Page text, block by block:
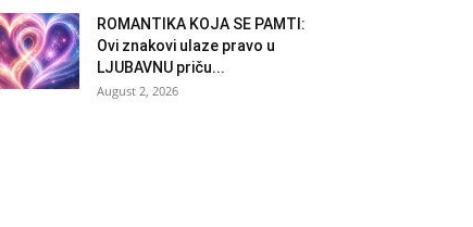
ROMANTIKA KOJA SE PAMTI:
Ovi znakovi ulaze pravo u
LJUBAVNU priču...
August 2, 2026